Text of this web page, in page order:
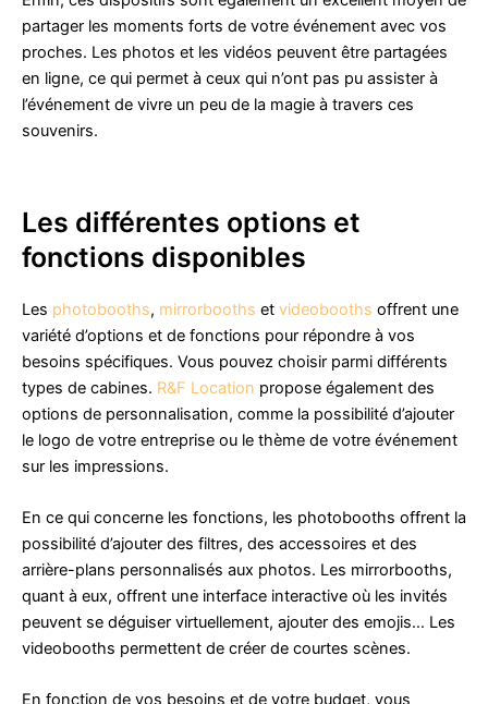
partager les moments forts de votre événement avec vos
proches. Les photos et les vidéos peuvent être partagées
en ligne, ce qui permet à ceux qui n’ont pas pu assister à
l’événement de vivre un peu de la magie à travers ces
souvenirs.
Les différentes options et
fonctions disponibles
Les photobooths, mirrorbooths et videobooths offrent une
variété d’options et de fonctions pour répondre à vos
besoins spécifiques. Vous pouvez choisir parmi différents
types de cabines. R&F Location propose également des
options de personnalisation, comme la possibilité d’ajouter
le logo de votre entreprise ou le thème de votre événement
sur les impressions.
En ce qui concerne les fonctions, les photobooths offrent la
possibilité d’ajouter des filtres, des accessoires et des
arrière-plans personnalisés aux photos. Les mirrorbooths,
quant à eux, offrent une interface interactive où les invités
peuvent se déguiser virtuellement, ajouter des emojis… Les
videobooths permettent de créer de courtes scènes.
En fonction de vos besoins et de votre budget, vous